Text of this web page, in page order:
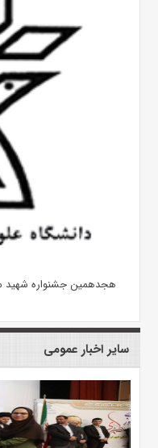
هجدهمین جشنواره شهید
سایر اخبار عمومی